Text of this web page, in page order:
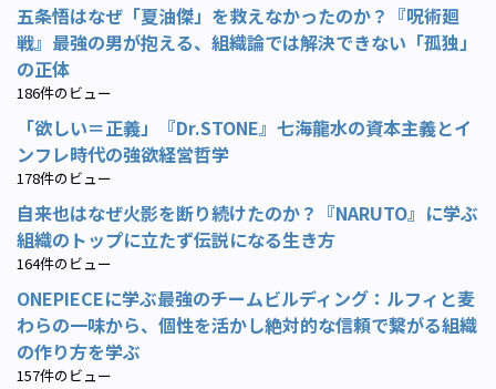
五条悟はなぜ「夏油傑」を救えなかったのか？『呪術廻
戦』最強の男が抱える、組織論では解決できない「孤独」
の正体
186件のビュー
「欲しい＝正義」『Dr.STONE』七海龍水の資本主義とイ
ンフレ時代の強欲経営哲学
178件のビュー
自来也はなぜ火影を断り続けたのか？『NARUTO』に学ぶ
組織のトップに立たず伝説になる生き方
164件のビュー
ONEPIECEに学ぶ最強のチームビルディング：ルフィと麦
わらの一味から、個性を活かし絶対的な信頼で繋がる組織
の作り方を学ぶ
157件のビュー